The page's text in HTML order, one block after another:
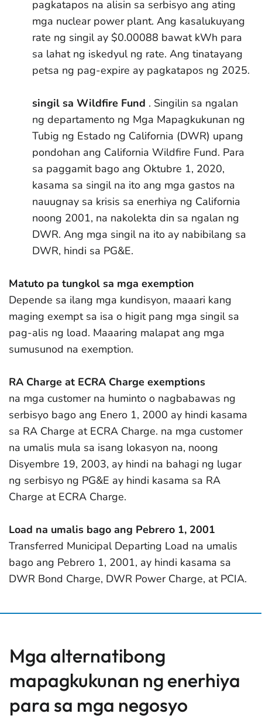
pagkatapos na alisin sa serbisyo ang ating
mga nuclear power plant. Ang kasalukuyang
rate ng singil ay $0.00088 bawat kWh para
sa lahat ng iskedyul ng rate. Ang tinatayang
petsa ng pag-expire ay pagkatapos ng 2025.
singil sa Wildfire Fund . Singilin sa ngalan
ng departamento ng Mga Mapagkukunan ng
Tubig ng Estado ng California (DWR) upang
pondohan ang California Wildfire Fund. Para
sa paggamit bago ang Oktubre 1, 2020,
kasama sa singil na ito ang mga gastos na
nauugnay sa krisis sa enerhiya ng California
noong 2001, na nakolekta din sa ngalan ng
DWR. Ang mga singil na ito ay nabibilang sa
DWR, hindi sa PG&E.
Matuto pa tungkol sa mga exemption
Depende sa ilang mga kundisyon, maaari kang
maging exempt sa isa o higit pang mga singil sa
pag-alis ng load. Maaaring malapat ang mga
sumusunod na exemption.
RA Charge at ECRA Charge exemptions
na mga customer na huminto o nagbabawas ng
serbisyo bago ang Enero 1, 2000 ay hindi kasama
sa RA Charge at ECRA Charge. na mga customer
na umalis mula sa isang lokasyon na, noong
Disyembre 19, 2003, ay hindi na bahagi ng lugar
ng serbisyo ng PG&E ay hindi kasama sa RA
Charge at ECRA Charge.
Load na umalis bago ang Pebrero 1, 2001
Transferred Municipal Departing Load na umalis
bago ang Pebrero 1, 2001, ay hindi kasama sa
DWR Bond Charge, DWR Power Charge, at PCIA.
Mga alternatibong
mapagkukunan ng enerhiya
para sa mga negosyo